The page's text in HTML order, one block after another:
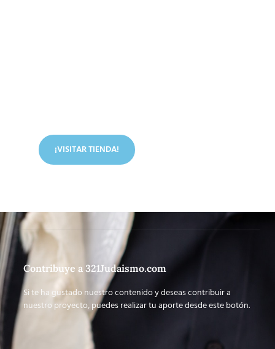
¡VISITAR TIENDA!
Contribuye a 321Judaismo.com
Si te ha gustado nuestro contenido y deseas contribuir a
nuestro proyecto, puedes realizar tu aporte desde este botón.